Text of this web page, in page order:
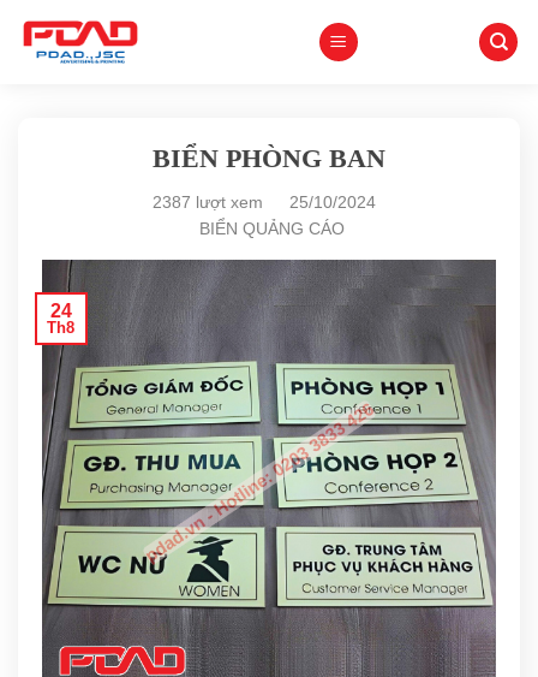
BIỂN PHÒNG BAN
2387 lượt xem
25/10/2024
BIỂN QUẢNG CÁO
24
Th8